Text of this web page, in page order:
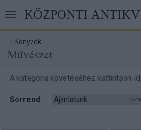
tartalomra
KÖZPONTI
Morzsa
Könyvek
Művészet
A kategória követéséhez kattintson
Sorrend